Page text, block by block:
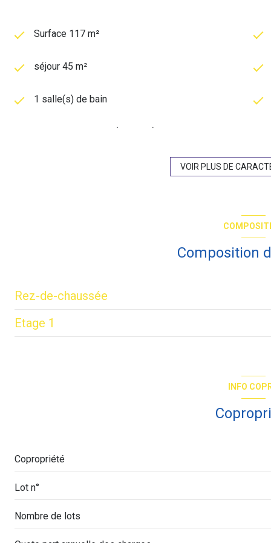
Surface 117 m²
séjour 45 m²
1 salle(s) de bain
cuisine américaine (équipée)
VOIR PLUS DE
Composition
Rez-de-chaussée
entrée
Etage 1
Dégagement
WC
INFO
Copropriété
Lot n°
Nombre de lots